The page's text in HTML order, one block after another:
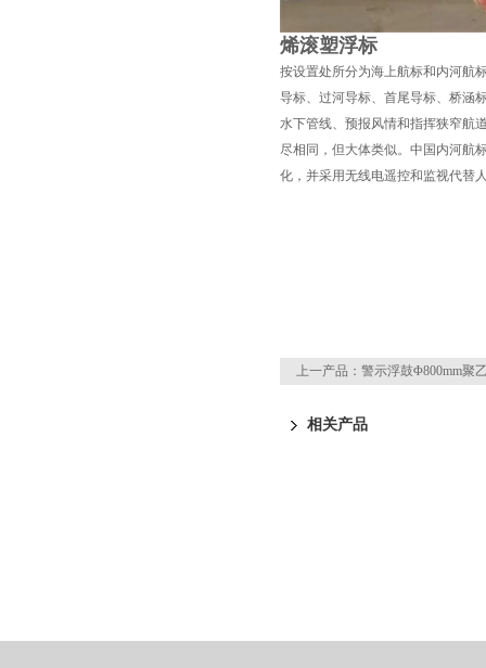
烯滚塑浮标
按设置处所分为海上航标和内河航
导标、过河导标、首尾导标、桥涵
水下管线、预报风情和指挥狭窄航
尽相同，但大体类似。中国内河航
化，并采用无线电遥控和监视代替
上一产品： 警示浮鼓Φ800mm聚
相关产品